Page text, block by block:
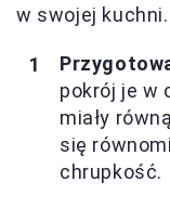
w swojej kuchni.
pokrój je w
miały
się
chrupkość.